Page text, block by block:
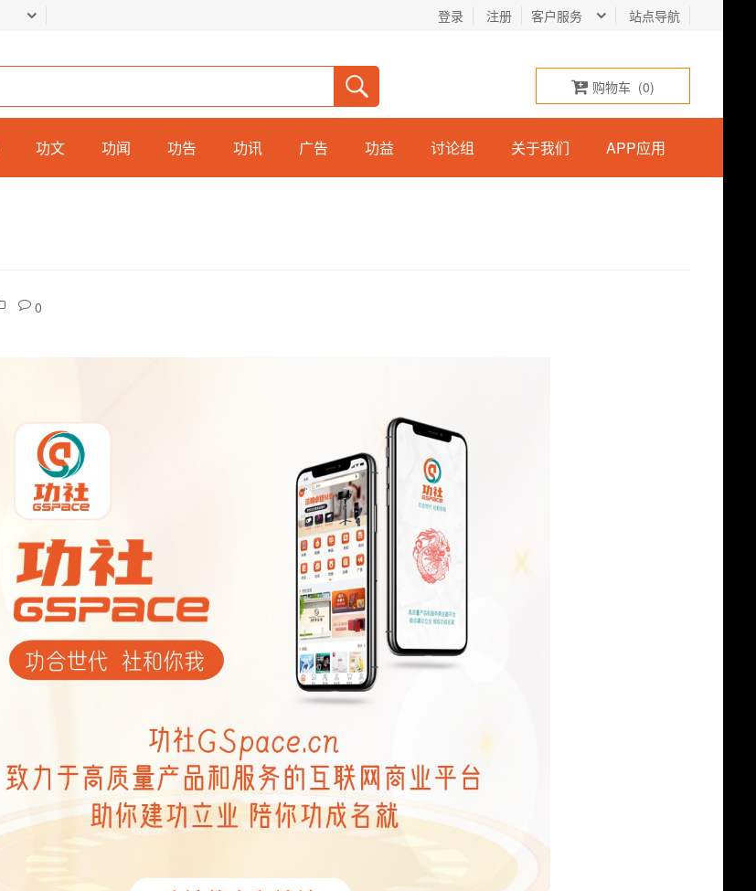
客户服务 站点导航
登录 注册
购物车 (0)
功文 功闻 功告 功讯 广告 功益 讨论组 关于我们 APP应用
0